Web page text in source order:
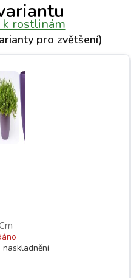
rostlinám
pro zvětšení)